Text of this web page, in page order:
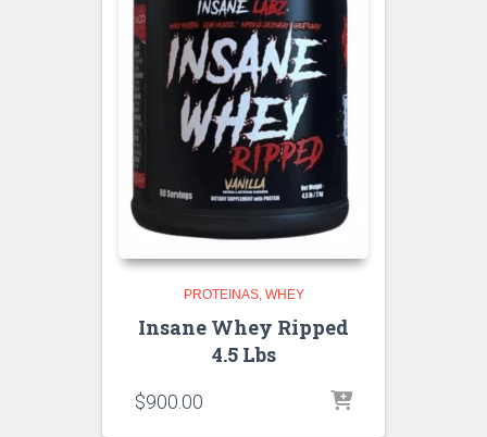
PROTEINAS WHEY
Insane Whey Ripped
4.5 Lbs
$900.00